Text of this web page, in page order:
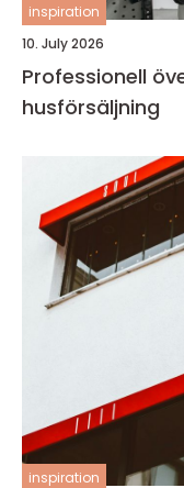
inspiration
10. July 2026
Professionell
husförsäljning
inspiration